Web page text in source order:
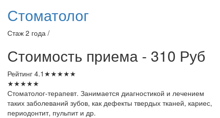
Стоматолог
Стаж 2 года /
Стоимость приема - 310 Руб
Рейтинг 4.1 ★★★★★
★★★★★
Стоматолог-терапевт. Занимается диагностикой и лечением
таких заболеваний зубов, как дефекты твердых тканей, кариес,
периодонтит, пульпит и др.